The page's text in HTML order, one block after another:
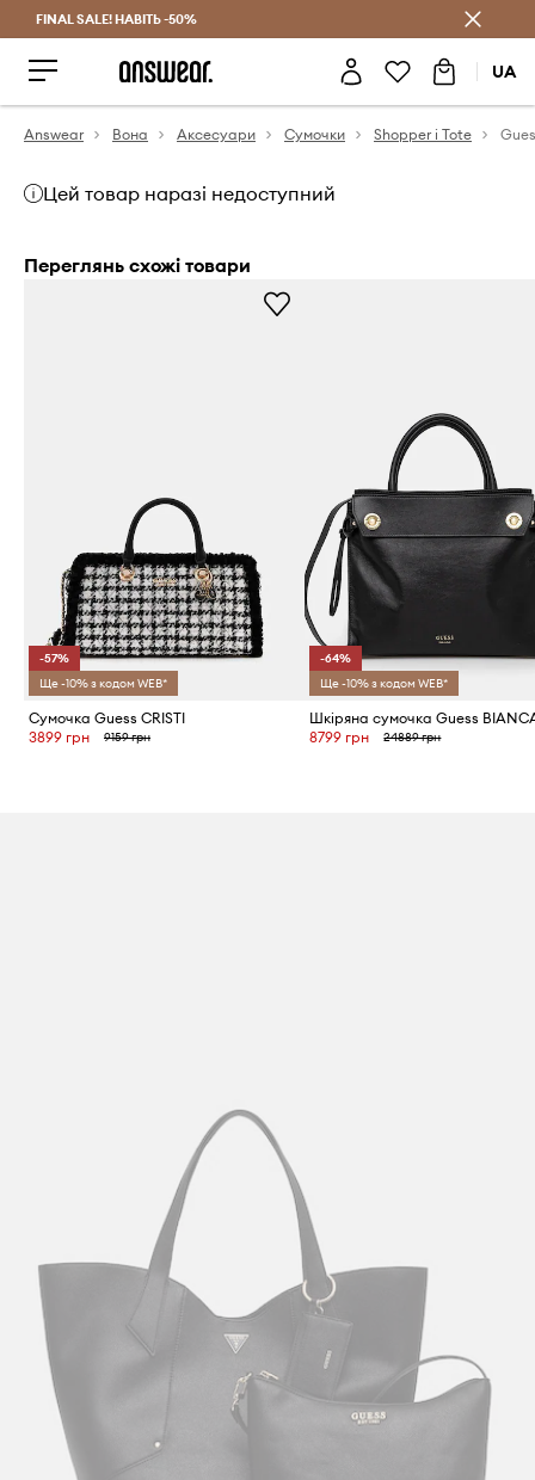
Заощаджуй з Answear Club
FINAL SALE! НАВІТЬ -50%
UA
Answear Вона Аксесуари Сумочки Shopper і Tote
Цей товар наразі недоступний
Переглянь схожі товари
-57%
Ще -10% з кодом WEB*
Сумочка Guess CRISTI
3899 грн
9159 грн
-64%
Ще -10% з кодом WEB*
Шкіряна сумочка Guess
8799 грн
24889 грн